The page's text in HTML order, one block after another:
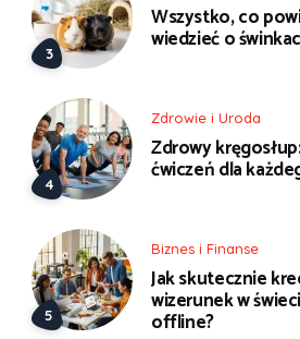
Wszystko, co
wiedzieć o
Zdrowie i Uroda
Zdrowy
ćwiczeń dla
Biznes i Finanse
Jak skutecznie
wizerunek w
offline?